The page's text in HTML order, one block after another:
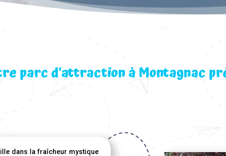
parc d’attraction à Montagnac
dans la fraîcheur mystique